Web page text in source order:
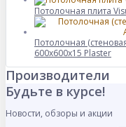
Потолочная плита
Потолочная
600x600x15 Plaster
Производители
Будьте в курсе!
Новости, обзоры и акции